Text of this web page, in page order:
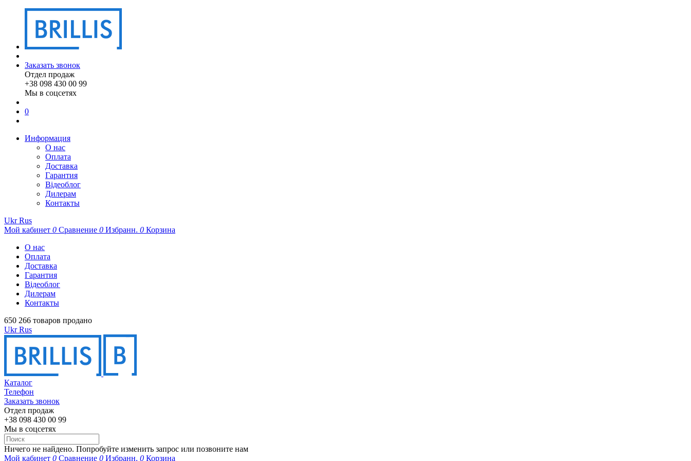
Заказать звонок
Отдел продаж
+38 098 430 00 99
Мы в соцсетях
0
Информация
О нас
Оплата
Доставка
Гарантия
Відеоблог
Дилерам
Контакты
Ukr Rus
Мой кабинет 0 Сравнение 0 Избранн. 0 Корзина
О нас
Оплата
Доставка
Гарантия
Відеоблог
Дилерам
Контакты
650 266 товаров продано
Ukr Rus
Каталог
Телефон
Заказать звонок
Отдел продаж
+38 098 430 00 99
Мы в соцсетях
Ничего не найдено. Попробуйте изменить запрос или позвоните нам
Мой кабинет 0 Сравнение 0 Избранн. 0 Корзина